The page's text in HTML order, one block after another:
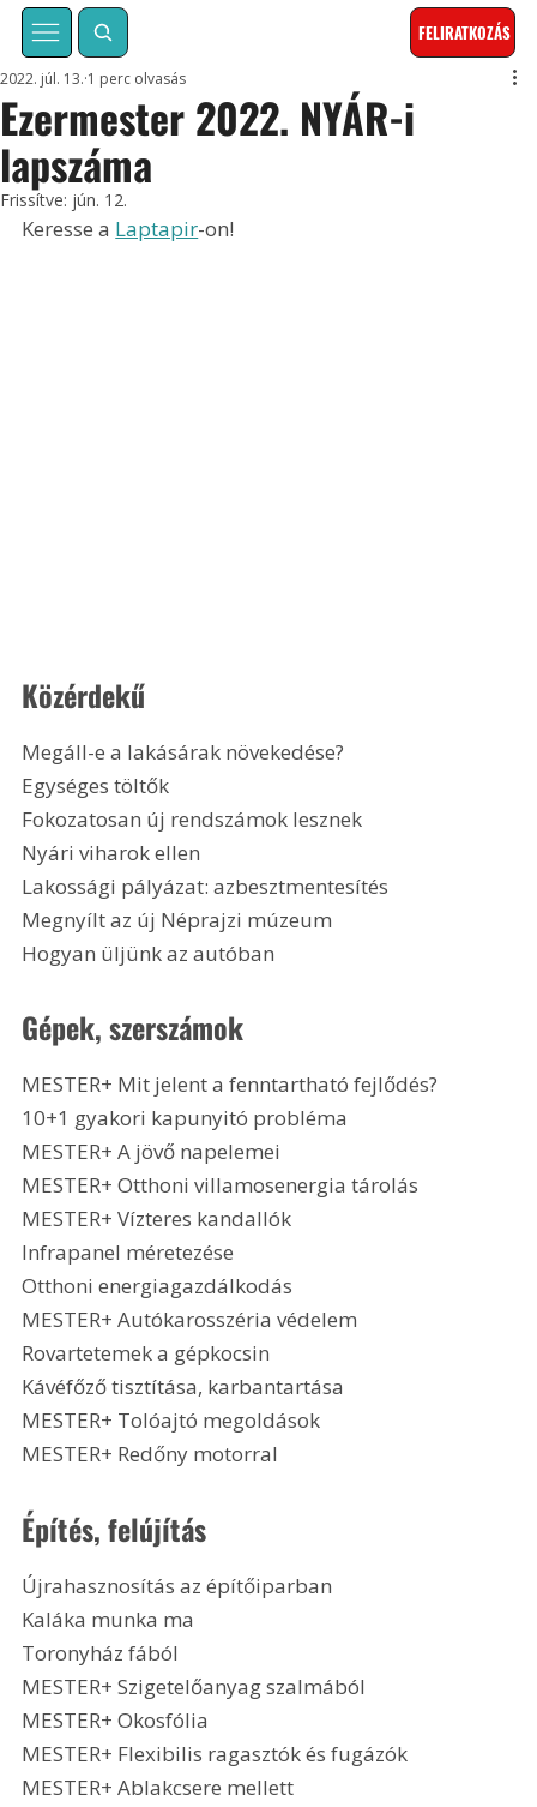
FELIRATKOZÁS
Ezermester 2022. NYÁR-i
lapszáma
2022. júl. 13. 1 perc olvasás
Frissítve: jún. 12.
Keresse a Laptapir-on!
Közérdekű
Megáll-e a lakásárak növekedése?
Egységes töltők
Fokozatosan új rendszámok lesznek
Nyári viharok ellen
Lakossági pályázat: azbesztmentesítés
Megnyílt az új Néprajzi múzeum
Hogyan üljünk az autóban
Gépek, szerszámok
MESTER+ Mit jelent a fenntartható fejlődés?
10+1 gyakori kapunyitó probléma
MESTER+ A jövő napelemei
MESTER+ Otthoni villamosenergia tárolás
MESTER+ Vízteres kandallók
Infrapanel méretezése
Otthoni energiagazdálkodás
MESTER+ Autókarosszéria védelem
Rovartetemek a gépkocsin
Kávéfőző tisztítása, karbantartása
MESTER+ Tolóajtó megoldások
MESTER+ Redőny motorral
Építés, felújítás
Újrahasznosítás az építőiparban
Kaláka munka ma
Toronyház fából
MESTER+ Szigetelőanyag szalmából
MESTER+ Okosfólia
MESTER+ Flexibilis ragasztók és fugázók
MESTER+ Ablakcsere mellett